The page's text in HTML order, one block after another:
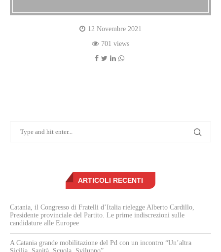
12 Novembre 2021
701 views
ARTICOLI RECENTI
Catania, il Congresso di Fratelli d’Italia rielegge Alberto Cardillo,
Presidente provinciale del Partito. Le prime indiscrezioni sulle
candidature alle Europee
A Catania grande mobilitazione del Pd con un incontro “Un’altra